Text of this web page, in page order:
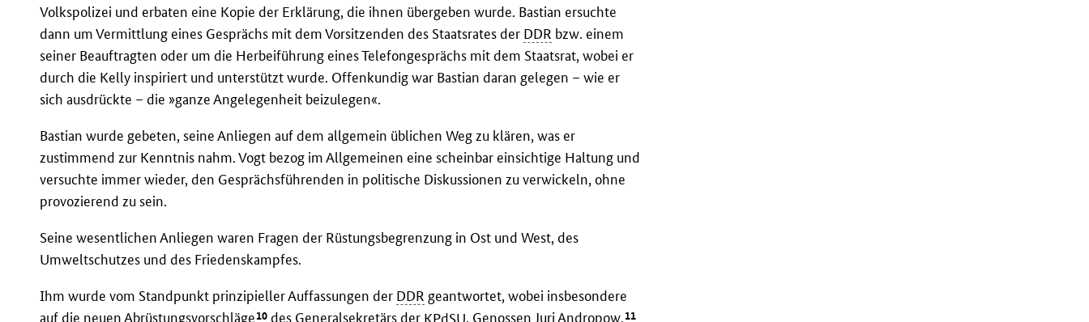
Volkspolizei und erbaten eine Kopie der Erklärung, die ihnen übergeben wurde. Bastian ersuchte
dann um Vermittlung eines Gesprächs mit dem Vorsitzenden des Staatsrates der DDR bzw. einem
seiner Beauftragten oder um die Herbeiführung eines Telefongesprächs mit dem Staatsrat, wobei er
durch die Kelly inspiriert und unterstützt wurde. Offenkundig war Bastian daran gelegen – wie er
sich ausdrückte – die »ganze Angelegenheit beizulegen«.
Bastian wurde gebeten, seine Anliegen auf dem allgemein üblichen Weg zu klären, was er
zustimmend zur Kenntnis nahm. Vogt bezog im Allgemeinen eine scheinbar einsichtige Haltung und
versuchte immer wieder, den Gesprächsführenden in politische Diskussionen zu verwickeln, ohne
provozierend zu sein.
Seine wesentlichen Anliegen waren Fragen der Rüstungsbegrenzung in Ost und West, des
Umweltschutzes und des Friedenskampfes.
Ihm wurde vom Standpunkt prinzipieller Auffassungen der DDR geantwortet, wobei insbesondere
auf die neuen Abrüstungsvorschläge10 des Generalsekretärs der KPdSU, Genossen Juri Andropow,11